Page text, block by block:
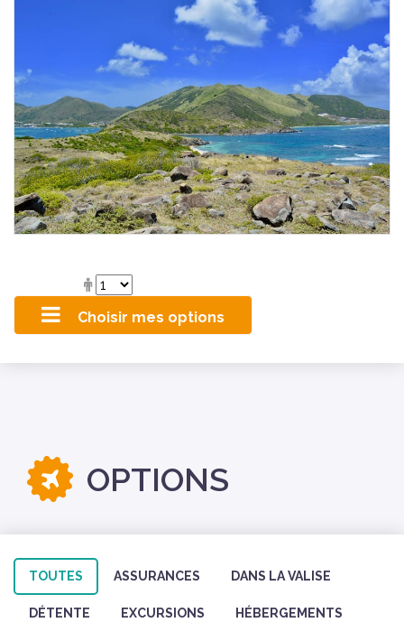
Choisir mes options
OPTIONS
TOUTES ASSURANCES DANS LA VALISE
DÉTENTE EXCURSIONS HÉBERGEMENTS